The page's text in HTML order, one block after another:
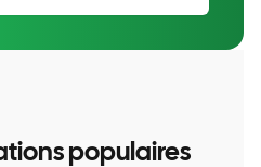
populaires